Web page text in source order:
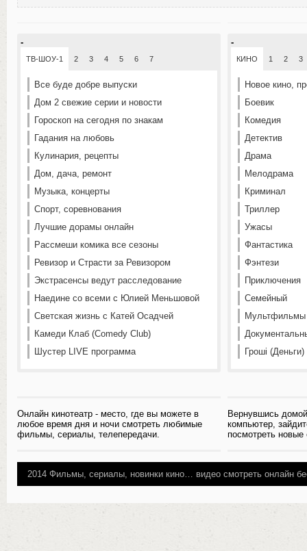
-
ТВ-ШОУ-1 2 3 4 5 6 7
Все буде добре выпуски
Дом 2 свежие серии и новости
Гороскоп на сегодня по знакам
Гадания на любовь
Кулинария, рецепты
Дом, дача, ремонт
Музыка, концерты
Спорт, соревнования
Лучшие дорамы онлайн
Рассмеши комика все сезоны
Ревизор и Страсти за Ревизором
Экстрасенсы ведут расследование
Наедине со всеми с Юлией Меньшовой
Светская жизнь с Катей Осадчей
Камеди Клаб (Comedy Club)
Шустер LIVE программа
Онлайн кинотеатр - место, где вы можете в
любое время дня и ночи смотреть любимые
фильмы, сериалы, телепередачи.
-
КИНО 1 2 3
Новое кино,
Боевик
Комедия
Детектив
Драма
Мелодрама
Криминал
Триллер
Ужасы
Фантастика
Фэнтези
Приключения
Семейный
Мультфильмы
Гроші
Вернувшись
компьютер,
посмотреть
2014 Фильмы, сериалы, новинки кино… видео смотреть онлайн